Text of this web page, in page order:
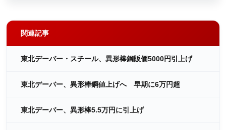
関連記事
東北デーバー・スチール、異形棒鋼販価5000円引上げ
東北デーバー、異形棒鋼値上げへ 早期に6万円超
東北デーバー、異形棒5.5万円に引上げ